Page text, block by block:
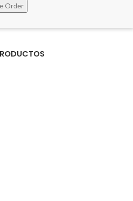
Order